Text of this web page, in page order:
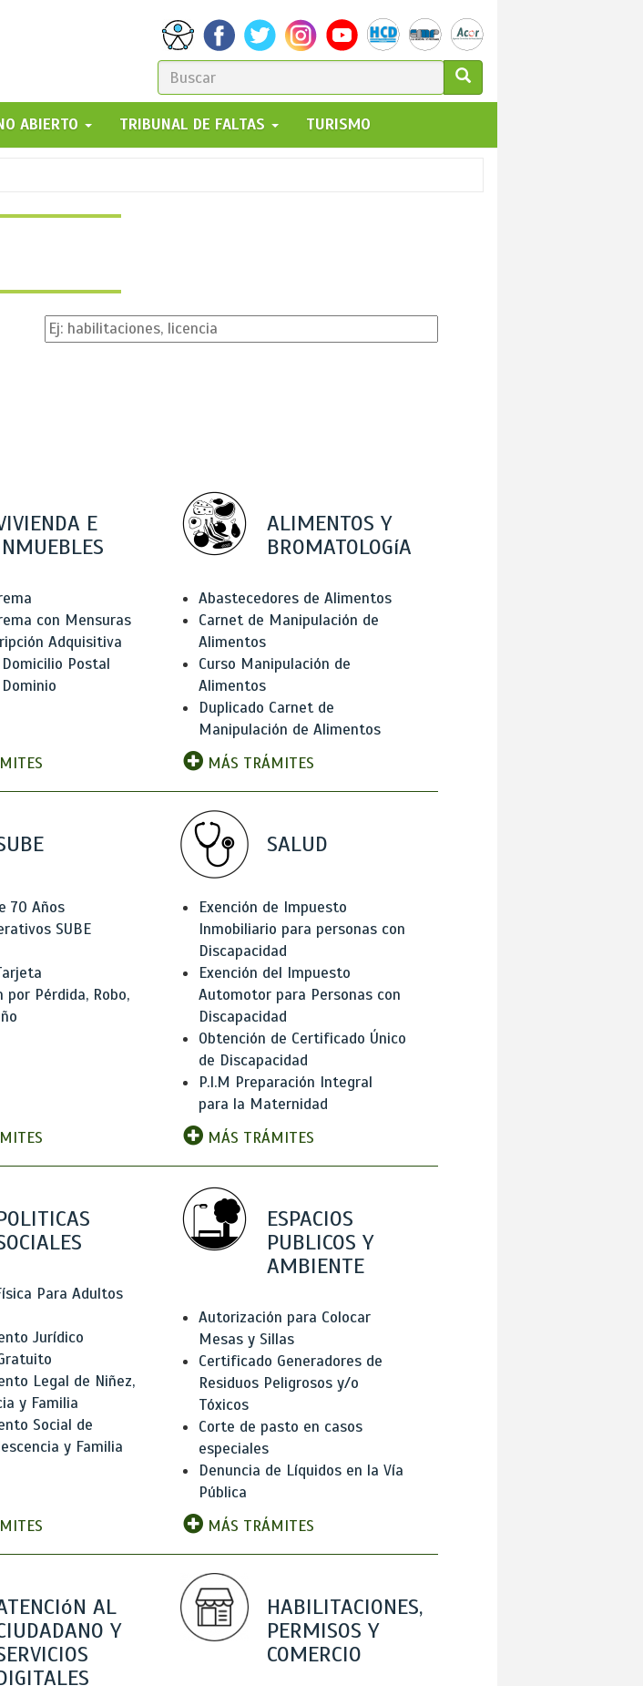
FORMULARIO
DE
BÚSQUEDA
GO!
ABIERTO TRIBUNAL DE FALTAS TURISMO
E
con Mensuras
Adquisitiva
Postal
ALIMENTOS Y
BROMATOLOGíA
Abastecedores de Alimentos
Carnet de Manipulación de
Alimentos
Curso Manipulación de
Alimentos
Duplicado Carnet de
Manipulación de Alimentos
MÁS TRÁMITES
70 Años
SUBE
por Pérdida, Robo,
SALUD
Exención de Impuesto
Inmobiliario para personas con
Discapacidad
Exención del Impuesto
Automotor para Personas con
Discapacidad
Obtención de Certificado Único
de Discapacidad
P.I.M Preparación Integral
para la Maternidad
MÁS TRÁMITES
Para Adultos
Jurídico
Legal de Niñez,
y Familia
Social de
y Familia
ESPACIOS
PUBLICOS Y
AMBIENTE
Autorización para Colocar
Mesas y Sillas
Certificado Generadores de
Residuos Peligrosos y/o
Tóxicos
Corte de pasto en casos
especiales
Denuncia de Líquidos en la Vía
Pública
MÁS TRÁMITES
AL
Y
HABILITACIONES,
PERMISOS Y
COMERCIO